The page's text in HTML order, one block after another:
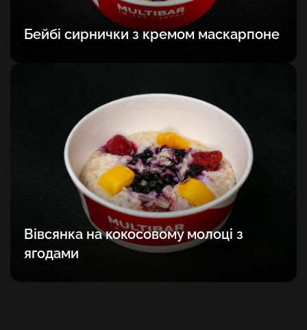
Бейбі сирнички з кремом маскарпоне
Вівсянка на кокосовому молоці з
ягодами